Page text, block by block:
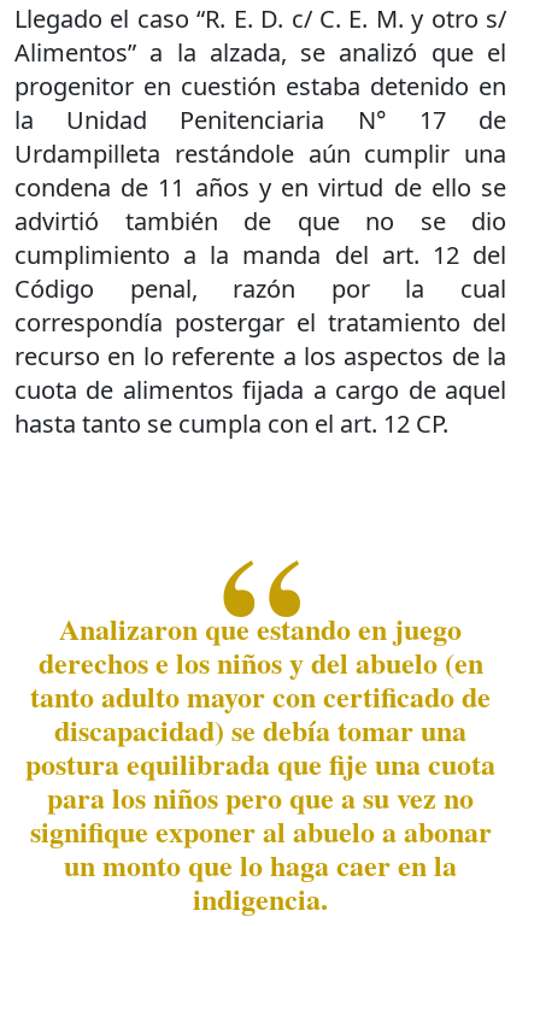
Llegado el caso “R. E. D. c/ C. E. M. y otro s/
Alimentos” a la alzada, se analizó que el
progenitor en cuestión estaba detenido en
la Unidad Penitenciaria N° 17 de
Urdampilleta restándole aún cumplir una
condena de 11 años y en virtud de ello se
advirtió también de que no se dio
cumplimiento a la manda del art. 12 del
Código penal, razón por la cual
correspondía postergar el tratamiento del
recurso en lo referente a los aspectos de la
cuota de alimentos fijada a cargo de aquel
hasta tanto se cumpla con el art. 12 CP.
Analizaron que estando en juego
derechos e los niños y del abuelo (en
tanto adulto mayor con certificado de
discapacidad) se debía tomar una
postura equilibrada que fije una cuota
para los niños pero que a su vez no
signifique exponer al abuelo a abonar
un monto que lo haga caer en la
indigencia.